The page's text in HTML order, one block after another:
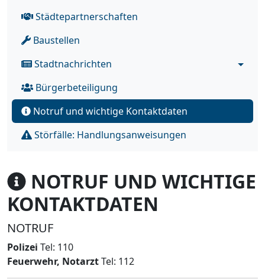
Städtepartnerschaften
Baustellen
Stadtnachrichten
Bürgerbeteiligung
Notruf und wichtige Kontaktdaten
Störfälle: Handlungsanweisungen
NOTRUF UND WICHTIGE
KONTAKTDATEN
NOTRUF
Polizei Tel: 110
Feuerwehr, NotarztTel: 112